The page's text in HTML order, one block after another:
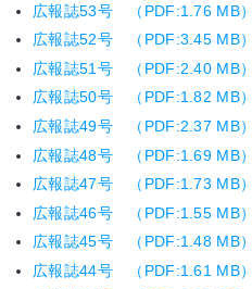
広報誌53号 （PDF:1.76 MB）
広報誌52号 （PDF:3.45 MB）
広報誌51号 （PDF:2.40 MB）
広報誌50号 （PDF:1.82 MB）
広報誌49号 （PDF:2.37 MB）
広報誌48号 （PDF:1.69 MB）
広報誌47号 （PDF:1.73 MB）
広報誌46号 （PDF:1.55 MB）
広報誌45号 （PDF:1.48 MB）
広報誌44号 （PDF:1.61 MB）